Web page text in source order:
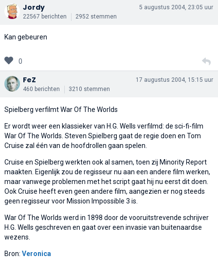
Jordy
22567 berichten 2952 stemmen
5 augustus 2004, 23:05 uur
Kan gebeuren
0
FeZ
460 berichten 3210 stemmen
17 augustus 2004, 15:15 uur
Spielberg verfilmt War Of The Worlds
Er wordt weer een klassieker van H.G. Wells verfilmd: de sci-fi-film
War Of The Worlds. Steven Spielberg gaat de regie doen en Tom
Cruise zal één van de hoofdrollen gaan spelen.
Cruise en Spielberg werkten ook al samen, toen zij Minority Report
maakten. Eigenlijk zou de regisseur nu aan een andere film werken,
maar vanwege problemen met het script gaat hij nu eerst dit doen.
Ook Cruise heeft even geen andere film, aangezien er nog steeds
geen regisseur voor Mission Impossible 3 is.
War Of The Worlds werd in 1898 door de vooruitstrevende schrijver
H.G. Wells geschreven en gaat over een invasie van buitenaardse
wezens.
Bron: Veronica